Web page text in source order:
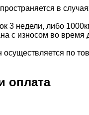
в
3 недели, либо
с износом во время
осуществляется по
оплата